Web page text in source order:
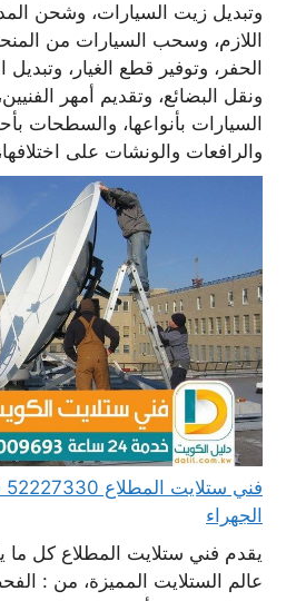
وتبديل زيت السيارات، وشحن
اللازم، وسحب السيارات من
الحفر، وتوفير قطع الغيار،
ونقل البضائع، وتقديم أمهر
السيارات بأنواعها، والسطحات
والرافعات والونشات على
الجهراء
يقدم فني ستلايت المطلاع كل
عالم الستلايت المميزة، من :